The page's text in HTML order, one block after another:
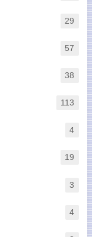
29
57
38
113
4
19
3
4